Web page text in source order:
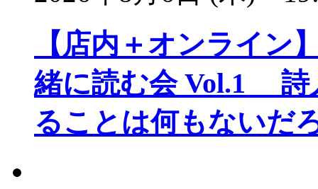
【店内＋オンライン
緒に読む会 Vol.1 詩
ることは何もないだ